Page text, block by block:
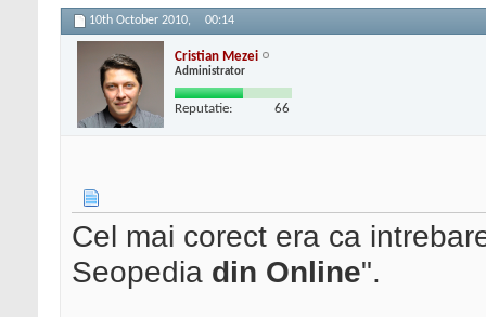
10th October 2010, 00:14
Cristian Mezei
Administrator
Reputatie: 66
Cel mai corect era ca
Seopedia din Online".